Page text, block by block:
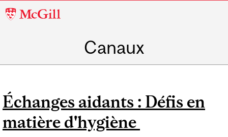
McGill
Canaux
Échanges aidants : Défis en
matière d'hygiène